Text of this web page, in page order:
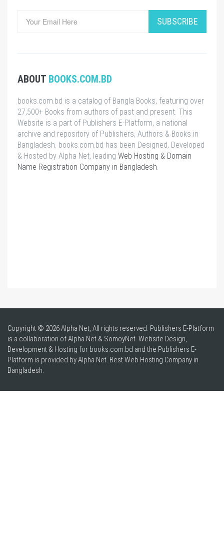
SUBSCRIBE
ABOUT BOOKS.COM.BD
books.com.bd is a catalog of Bangla Books, featuring over
27,500+ Books from authors of past and present. This
Website is a part of Publishers E-Platform, a national
archive and repository of Publishers, Authors & Books in
Bangladesh. books.com.bd has been Designed, Developed
& Hosted by Alpha Net, leading Web Hosting & Domain
Name Registration Company in Bangladesh
Copyright © 2026 Alpha Net, All rights reserved. Publishers E-Platform
is a collaboration of Alpha Net & SomoyNet. Website Design,
Development & Hosting for books.com.bd and the Publishers E-
Platform is provided by Alpha Net. BestWeb Hosting Company in
Bangladesh.